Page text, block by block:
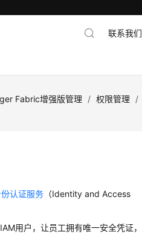
联系我们
Fabric增强版管理 / 权限管理 /
认证服务 （Identity and Access
用户，让员工拥有唯一安全凭证，